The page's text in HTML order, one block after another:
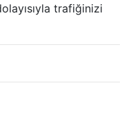
trafiğinizi